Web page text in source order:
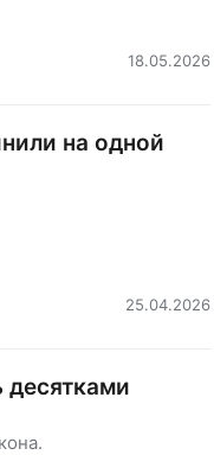
18.05.2026
на одной
25.04.2026